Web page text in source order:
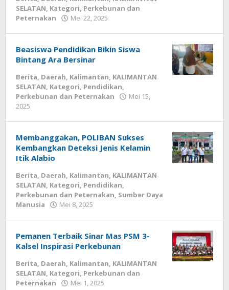
SELATAN, Kategori, Perkebunan dan
Peternakan
Mei 22, 2025
Beasiswa Pendidikan Bikin Siswa
Bintang Ara Bersinar
Berita, Daerah, Kalimantan, KALIMANTAN
SELATAN, Kategori, Pendidikan,
Perkebunan dan Peternakan
Mei 15,
2025
Membanggakan, POLIBAN Sukses
Kembangkan Deteksi Jenis Kelamin
Itik Alabio
Berita, Daerah, Kalimantan, KALIMANTAN
SELATAN, Kategori, Pendidikan,
Perkebunan dan Peternakan, Sumber Daya
Manusia
Mei 8, 2025
Pemanen Terbaik Sinar Mas PSM 3-
Kalsel Inspirasi Perkebunan
Berita, Daerah, Kalimantan, KALIMANTAN
SELATAN, Kategori, Perkebunan dan
Peternakan
Mei 1, 2025